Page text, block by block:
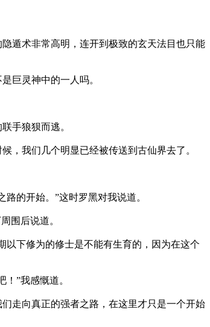
遁术非常高明，连开到极致的玄天法目也只能
巨灵神中的一人吗。
手狼狈而逃。
，我们几个明显已经被传送到古仙界去了。
的开始。”这时罗黑对我说道。
围后说道。
下修为的修士是不能有生育的，因为在这个
”我感慨道。
走向真正的强者之路，在这里才只是一个开始